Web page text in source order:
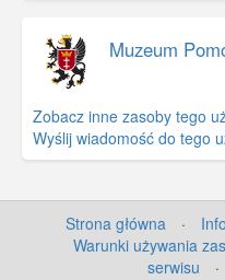
Muzeum
Zobacz inne zasoby tego
Wyślij wiadomość do tego
Strona główna ·
Warunki używania
serwisu
·